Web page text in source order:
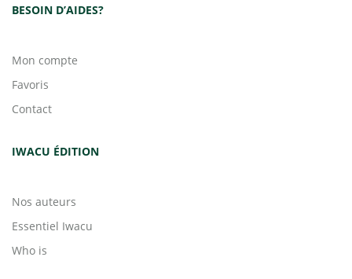
BESOIN D’AIDES?
Mon compte
Favoris
Contact
IWACU ÉDITION
Nos auteurs
Essentiel Iwacu
Who is